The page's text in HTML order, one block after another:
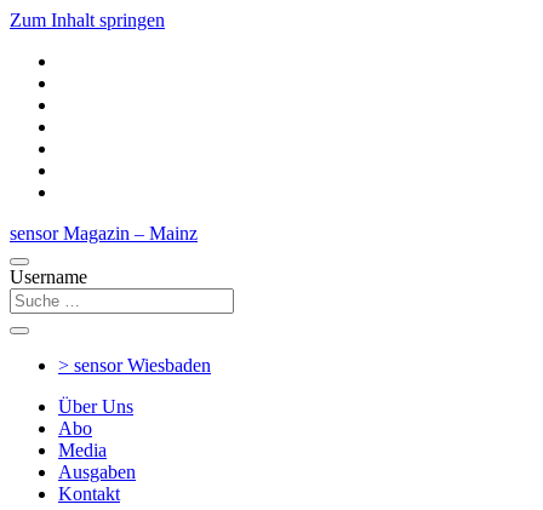
Zum Inhalt springen
sensor Magazin – Mainz
Username
> sensorWiesbaden
Über Uns
Abo
Media
Ausgaben
Kontakt